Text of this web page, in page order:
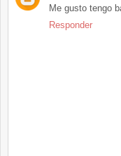
Me gusto tengo
Responder